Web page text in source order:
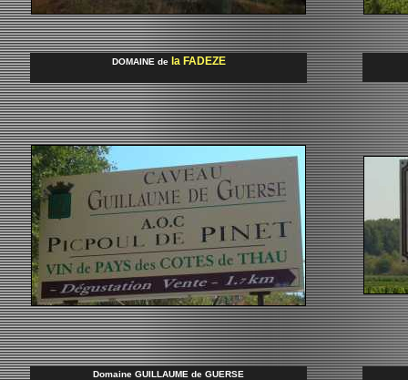
DOMAINE de la FADEZE
Domaine GUILLAUME de GUERSE